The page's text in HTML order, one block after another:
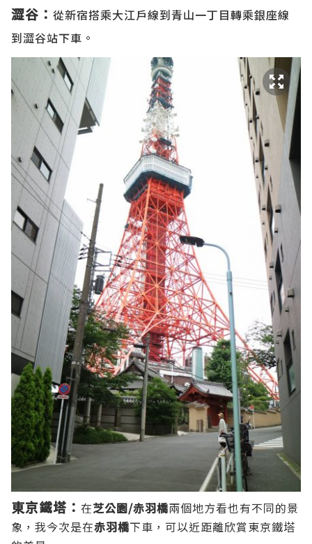
澀谷： 從新宿搭乘大江戶線到青山一丁目轉乘銀座線
到澀谷站下車。
東京鐵塔： 在芝公園/赤羽橋兩個地方看也有不同的景
象，我今次是在赤羽橋下車，可以近距離欣賞東京鐵塔